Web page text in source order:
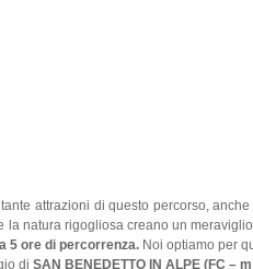
attrazioni di questo percorso,
la natura rigogliosa creano un
5 ore di percorrenza. Noi optiamo per
di SAN BENEDETTO IN ALPE (FC –